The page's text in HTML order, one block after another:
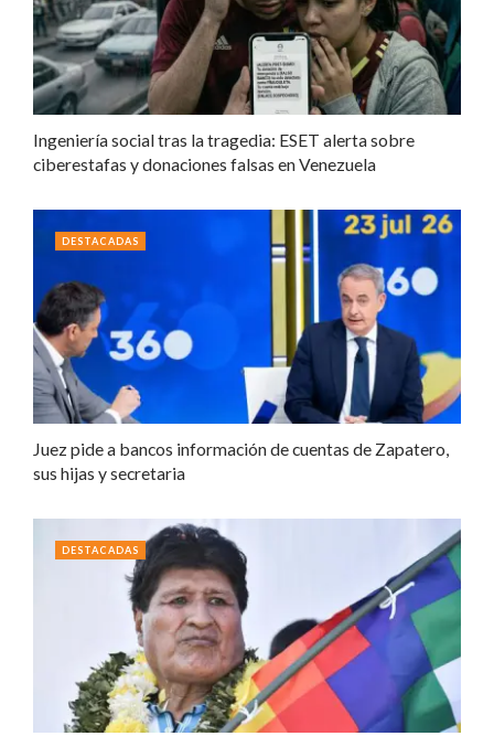
Ingeniería social tras la tragedia: ESET alerta sobre
ciberestafas y donaciones falsas en Venezuela
Juez pide a bancos información de cuentas de Zapatero,
sus hijas y secretaria
DESTACADAS
DESTACADAS